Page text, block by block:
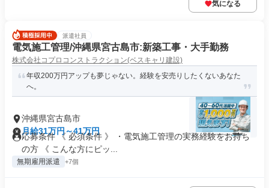
気になる
派遣社員
電気施工管理/沖縄県宮古島市:新築工事・大手勤務
株式会社コプロコンストラクション(ベスキャリ建設)
年収200万円アップも夢じゃない。経験を安売りしたくないあなた
へ。
沖縄県宮古島市
月給31万円～41万円
応募条件 《 必須条件 》 ・電気施工管理の実務経験をお持ち
の方 《 こんな方にピッ...
無期雇用派遣 +7個